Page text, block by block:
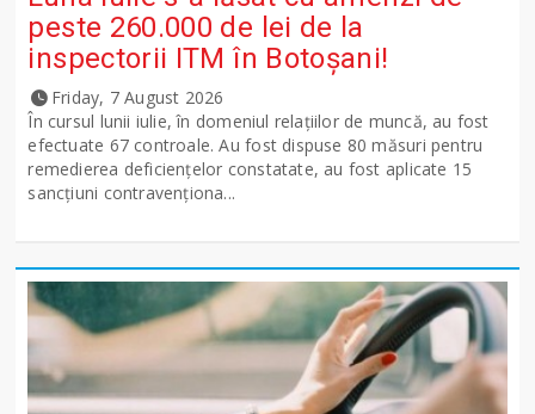
peste 260.000 de lei de la
inspectorii ITM în Botoșani!
Friday, 7 August 2026
În cursul lunii iulie, în domeniul relațiilor de muncă, au fost
efectuate 67 controale. Au fost dispuse 80 măsuri pentru
remedierea deficiențelor constatate, au fost aplicate 15
sancţiuni contravenționa...